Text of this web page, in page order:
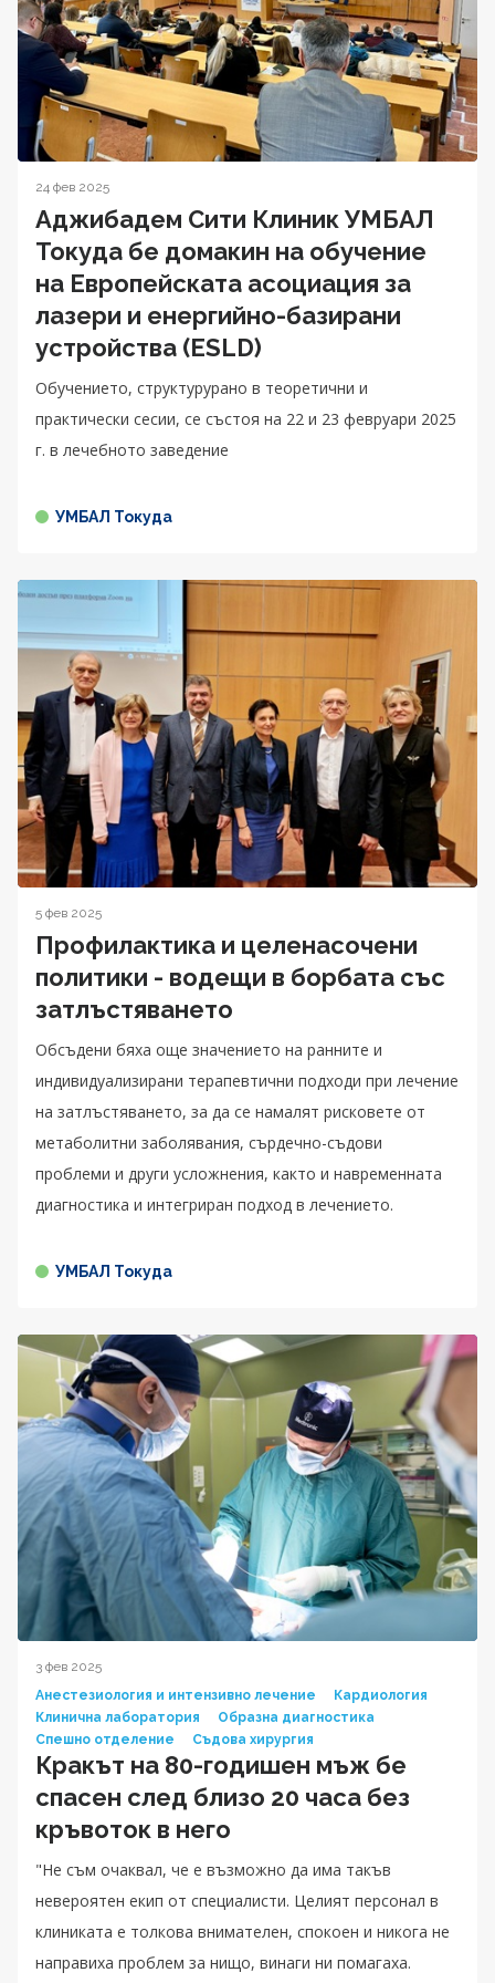
24 фев 2025
Аджибадем Сити Клиник УМБАЛ
Токуда бе домакин на обучение
на Eвропейската асоциация за
лазери и енергийно-базирани
устройства (ESLD)
Обучението, структурурано в теоретични и
практически сесии, се състоя на 22 и 23 февруари 2025
г. в лечебното заведение
УМБАЛ Токуда
5 фев 2025
Профилактика и целенасочени
политики - водещи в борбата със
затлъстяването
Обсъдени бяха още значението на ранните и
индивидуализирани терапевтични подходи при лечение
на затлъстяването, за да се намалят рисковете от
метаболитни заболявания, сърдечно-съдови
проблеми и други усложнения, както и навременната
диагностика и интегриран подход в лечението.
УМБАЛ Токуда
3 фев 2025
Анестезиология и интензивно лечение
Кардиология
Клинична лаборатория
Образна диагностика
Спешно отделение
Съдова хирургия
Кракът на 80-годишен мъж бе
спасен след близо 20 часа без
кръвоток в него
"Не съм очаквал, че е възможно да има такъв
невероятен екип от специалисти. Целият персонал в
клиниката е толкова внимателен, спокоен и никога не
направиха проблем за нищо, винаги ни помагаха.